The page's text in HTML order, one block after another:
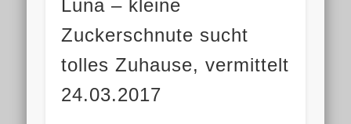
Luna – kleine
Zuckerschnute sucht
tolles Zuhause, vermittelt
24.03.2017